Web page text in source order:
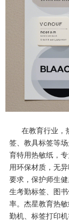
在教育行业，
签、教具标签等
育特用热敏纸，
用环保材质，无
要求，保护师生
生考勤标签、图
率。杰星教育热
勤机、标签打印